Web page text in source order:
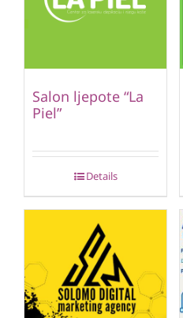
Salon ljepote “La
Piel”
Details